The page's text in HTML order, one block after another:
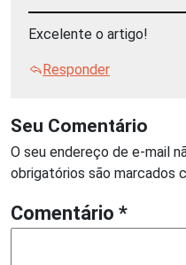
Excelente o artigo!
Responder
Seu Comentário
O seu endereço de e-mail
obrigatórios são marcados
Comentário *